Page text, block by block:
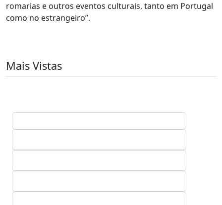
romarias e outros eventos culturais, tanto em Portugal
como no estrangeiro”.
Mais Vistas